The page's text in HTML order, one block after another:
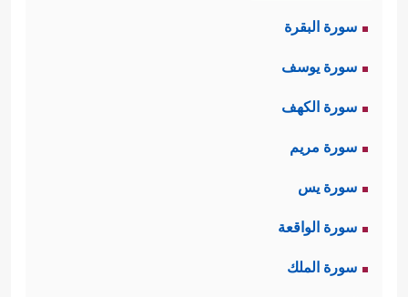
سورة البقرة
سورة يوسف
سورة الكهف
سورة مريم
سورة يس
سورة الواقعة
سورة الملك